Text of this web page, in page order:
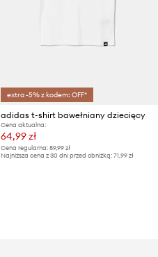
extra -5% z kodem: OFF*
adidas t-shirt bawełniany dziecięcy
Cena aktualna:
64,99 zł
Cena regularna:89,99 zł
Najniższa cena z 30 dni przed obniżką:71,99 zł